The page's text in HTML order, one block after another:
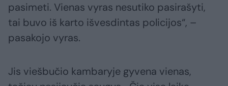
pasimeti. Vienas vyras nesutiko pasirašyti,
tai buvo iš karto išvesdintas policijos“, –
pasakojo vyras.
Jis viešbučio kambaryje gyvena vienas,